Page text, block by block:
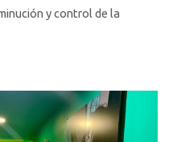
y control de la